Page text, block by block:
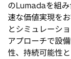
のLumadaを組
速な価値実現を
とシミュレーシ
アプローチで設
性、持続可能性